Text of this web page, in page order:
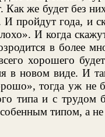
Как же будет без
пройдут года, и
И когда
в более
хорошего
в новом виде. И
тогда уж не
типа и с трудом
типом, а